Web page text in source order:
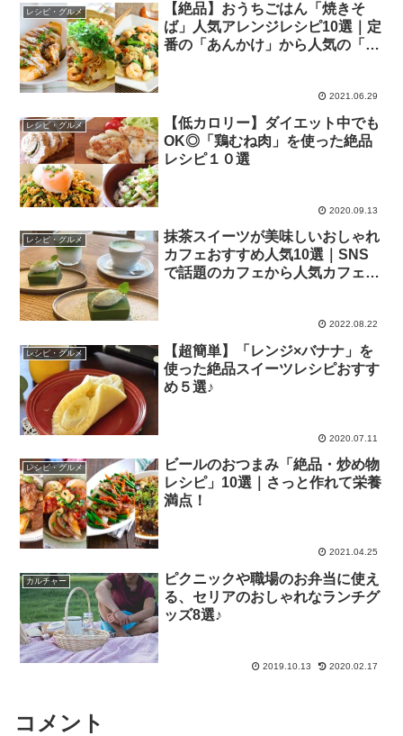
レシピ・グルメ
【絶品】おうちごはん「焼きそ
ば」人気アレンジレシピ10選｜定
番の「あんかけ」から人気の「エ
2021.06.29
レシピ・グルメ
【低カロリー】ダイエット中でも
OK◎「鶏むね肉」を使った絶品
レシピ１０選
2020.09.13
レシピ・グルメ
抹茶スイーツが美味しいおしゃれ
カフェおすすめ人気10選｜SNS
で話題のカフェから人気カフェラ
2022.08.22
レシピ・グルメ
【超簡単】「レンジ×バナナ」を
使った絶品スイーツレシピおすす
め５選♪
2020.07.11
レシピ・グルメ
ビールのおつまみ「絶品・炒め物
レシピ」10選｜さっと作れて栄養
満点！
2021.04.25
カルチャー
ピクニックや職場のお弁当に使え
る、セリアのおしゃれなランチグ
ッズ8選♪
2019.10.13 2020.02.17
コメント